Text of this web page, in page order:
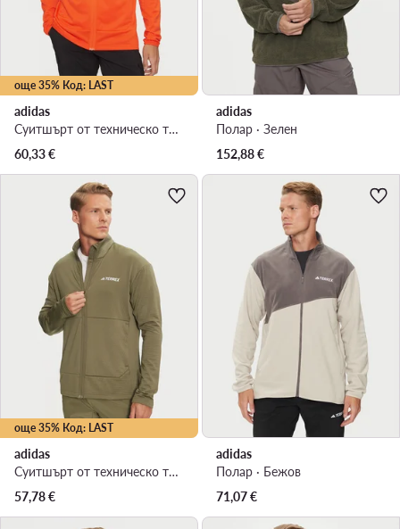
още 35% Код: LAST
adidas
Суитшърт от техническо трико · Оранжев
60,33€
adidas
Полар · Зелен
152,88€
още 35% Код: LAST
adidas
Суитшърт от техническо трико · Зелен
57,78€
adidas
Полар · Бежов
71,07€